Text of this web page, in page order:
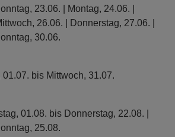
23.06. | Montag, 24.06. |
26.06. | Donnerstag, 27.06. |
30.06.
bis Mittwoch, 31.07.
01.08. bis Donnerstag, 22.08. |
25.08.